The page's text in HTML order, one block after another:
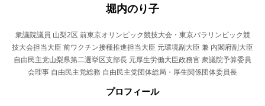
堀内のり子
衆議院議員 山梨2区 前東京オリンピック競技大会・東京パラリンピック競
技大会担当大臣 前ワクチン接種推進担当大臣 元環境副大臣 兼 内閣府副大臣
自由民主党山梨県第二選挙区支部長 元厚生労働大臣政務官 衆議院予算委員
会理事 自由民主党総務 自由民主党団体総局・厚生関係団体委員長
プロフィール